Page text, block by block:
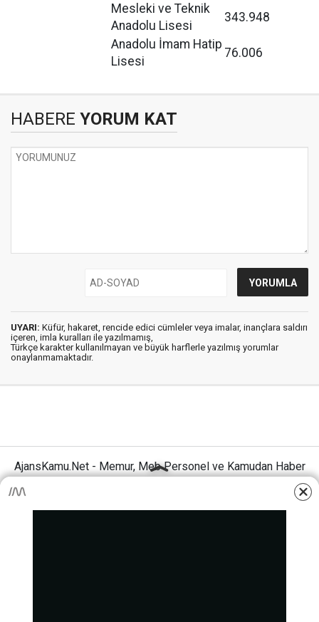
Mesleki ve Teknik
Anadolu Lisesi
343.948
Anadolu İmam Hatip
Lisesi
76.006
HABERE YORUM KAT
UYARI: Küfür, hakaret, rencide edici cümleler veya imalar, inançlara saldırı
içeren, imla kuralları ile yazılmamış,
Türkçe karakter kullanılmayan ve büyük harflerle yazılmış yorumlar
onaylanmamaktadır.
AjansKamu.Net - Memur, Meb Personel ve Kamudan Haber